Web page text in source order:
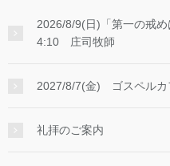
2026/8/9(日)「第一の戒
4:10 庄司牧師
2027/8/7(金) ゴスペルカ
礼拝のご案内